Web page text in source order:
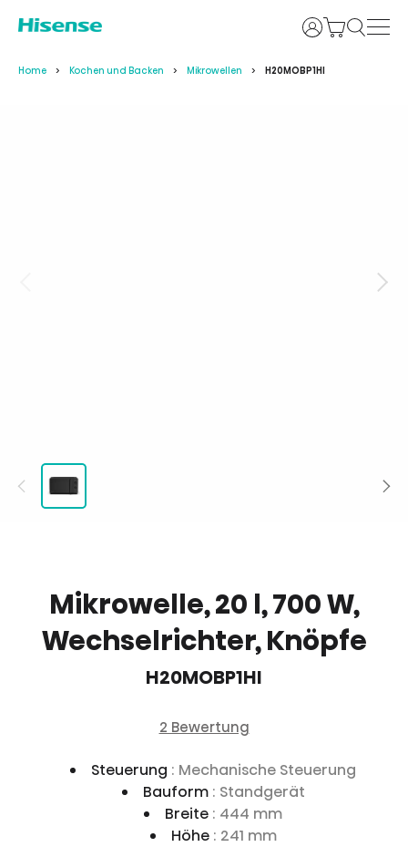
Login
Home Kochen und Backen Mikrowellen H20MOBP1HI
Mikrowelle, 20 l, 700 W,
Wechselrichter, Knöpfe
H20MOBP1HI
2 Bewertung
Steuerung : Mechanische Steuerung
Bauform : Standgerät
Breite : 444 mm
Höhe : 241 mm